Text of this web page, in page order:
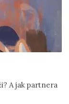
A jak partnera